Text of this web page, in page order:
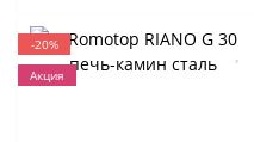
-20%
Акция